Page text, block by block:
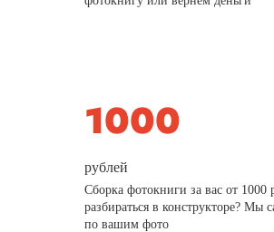
рублей
Сборка фотокниги за вас от 1000
разбираться в конструкторе? Мы
по вашим фото